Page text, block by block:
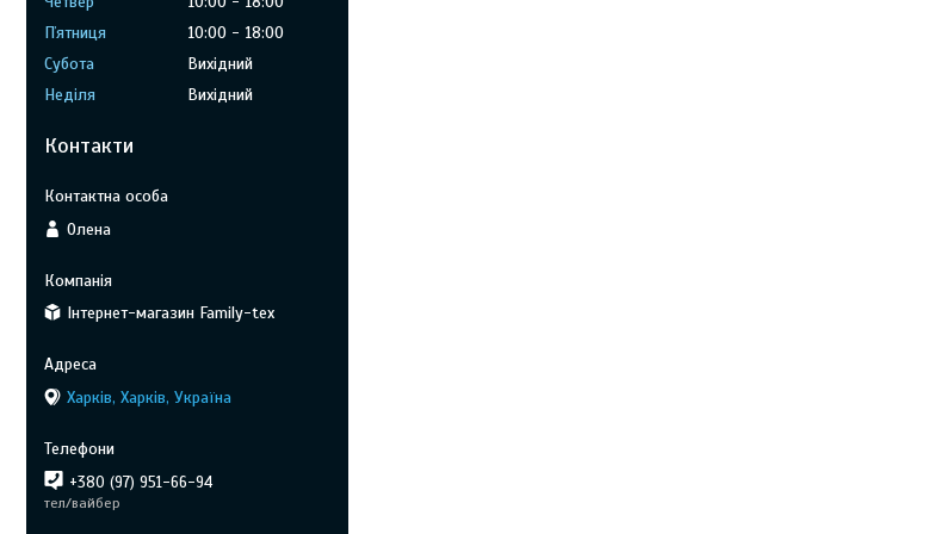
Пʼятниця
10:00
18:00
Субота
Вихідний
Неділя
Вихідний
Контакти
Олена
Інтернет-магазин Family-tex
Харків, Харків, Україна
+380 (97) 951-66-94
тел/вайбер